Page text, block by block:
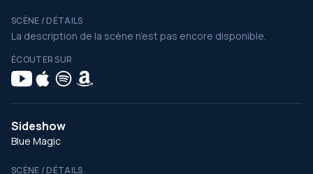
SCÈNE / DÉTAILS
La description de la scène n’est pas encore disponible.
ÉCOUTER SUR
Sideshow
Blue Magic
SCÈNE / DÉTAILS